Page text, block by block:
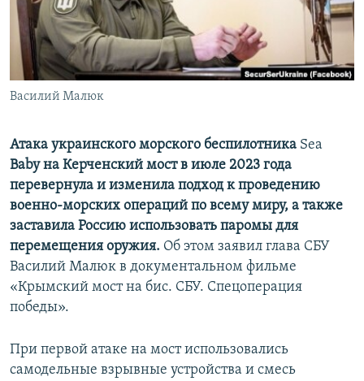
ПОБЕДИТЕЛЕЙ НЕ СУДЯТ?
КРЫМ.НЕПОКОРЕННЫЙ
ELIFBE
УКРАИНСКАЯ ПРОБЛЕМА КРЫМА
ПРИСОЕДИНЯЙТЕСЬ!
Василий Малюк
Атака украинского морского беспилотника Sea
Baby на Керченский мост в июле 2023 года
перевернула и изменила подход к проведению
военно-морских операций по всему миру, а также
заставила Россию использовать паромы для
перемещения оружия. Об этом заявил глава СБУ
Василий Малюк в документальном фильме
«Крымский мост на бис. СБУ. Спецоперация
победы».
При первой атаке на мост использовались
самодельные взрывные устройства и смесь